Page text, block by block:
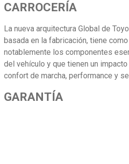
CARROCERÍA
La nueva arquitectura Global de
basada en la fabricación, tiene
notablemente los componentes
del vehículo y que tienen un
confort de marcha, performance y
GARANTÍA